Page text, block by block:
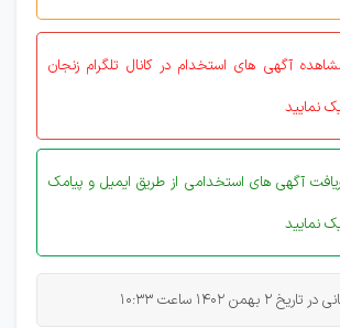
آگهی های استخدام در کانال تلگرام زنجان
نمایید
آگهی های استخدامی از طریق ایمیل و پیامک
نمایید
2 بهمن 1402 ساعت 10:33